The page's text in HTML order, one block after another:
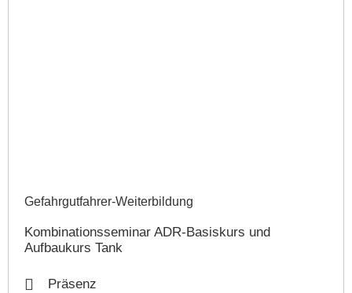
Gefahrgutfahrer-Weiterbildung​
Kombinationsseminar ADR-Basiskurs und
Aufbaukurs Tank
Präsenz